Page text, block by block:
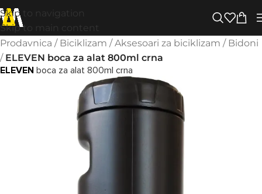
Skip to navigation
Skip to main content
Prodavnica / Biciklizam /Aksesoari za biciklizam / Bidoni
/ ELEVEN boca za alat 800ml crna
ELEVEN boca za alat 800ml crna